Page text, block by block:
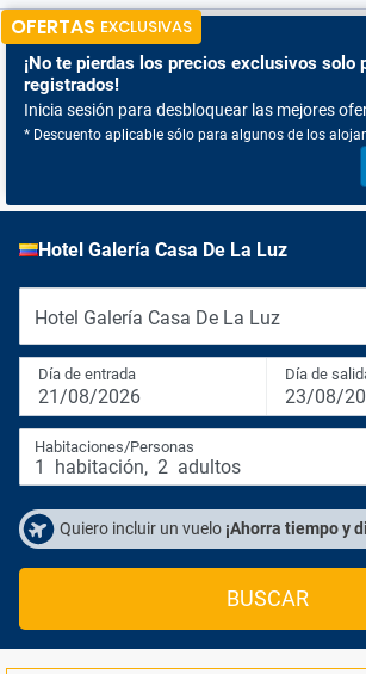
OFERTAS EXCLUSIVAS
¡No te pierdas los precios exclusivos solo
registrados!
Inicia sesión para desbloquear las mejores
* Descuento aplicable sólo para algunos de los
Hotel Galería Casa De La Luz
Hotel Galería Casa De La Luz
Día de entrada
21/08/2026
Día de
23/08/
Habitaciones/Personas
1 habitación, 2 adultos
Quiero incluir un vuelo ¡Ahorra tiempo y
BUSCAR